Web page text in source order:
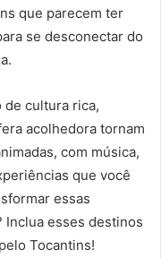
que parecem ter
se desconectar do
de cultura rica,
acolhedora tornam
com música,
que você
essas
Inclua esses destinos
Tocantins!